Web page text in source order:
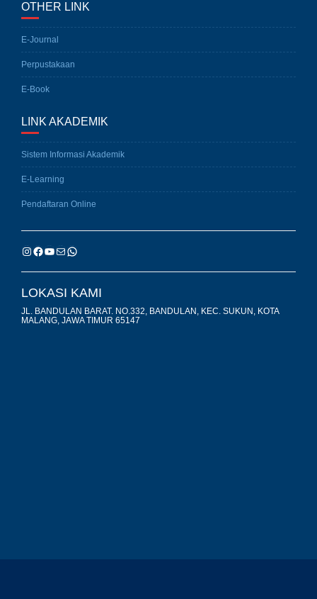
OTHER LINK
E-Journal
Perpustakaan
E-Book
LINK AKADEMIK
Sistem Informasi Akademik
E-Learning
Pendaftaran Online
LOKASI KAMI
JL. BANDULAN BARAT. NO.332, BANDULAN, KEC. SUKUN, KOTA
MALANG, JAWA TIMUR 65147